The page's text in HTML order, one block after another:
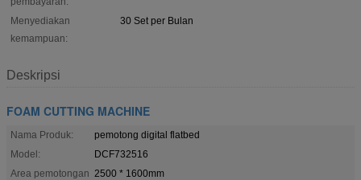
Menyediakan
kemampuan:
30 Set per Bulan
Deskripsi
FOAM CUTTING MACHINE
Nama Produk:
pemotong digital flatbed
Model:
DCF732516
Area pemotongan 2500 * 1600mm